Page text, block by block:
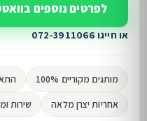
לפרטים נוספים
או חייגו 072-3911066
מותגים מקוריים 100%
אחריות יצרן מלאה
שירות